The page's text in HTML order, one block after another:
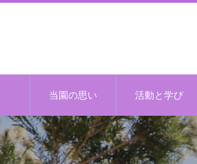
当園の思い 活動と学び